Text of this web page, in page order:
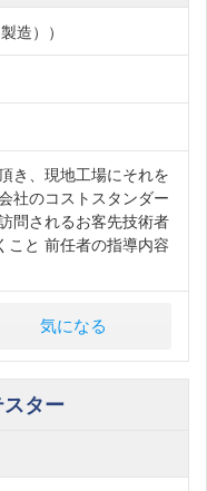
造））
き、現地工場にそれを
社のコストスタンダー
問されるお客先技術者
こと 前任者の指導内容
気になる
スター